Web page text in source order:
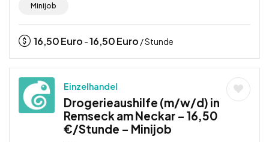
Minijob
16,50Euro -16,50Euro / Stunde
Einzelhandel
Drogerieaushilfe (m/w/d) in
Remseck am Neckar – 16,50
€/Stunde – Minijob